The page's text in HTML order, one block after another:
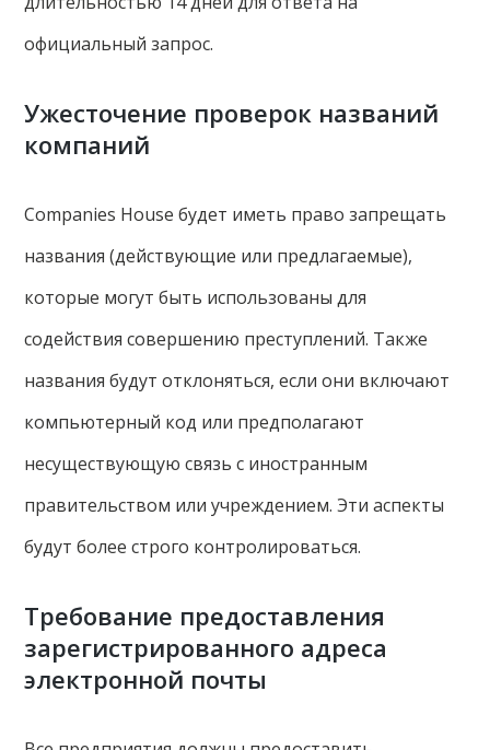
официальный запрос.
Ужесточение проверок названий
компаний
Companies House будет иметь право запрещать
названия (действующие или предлагаемые),
которые могут быть использованы для
содействия совершению преступлений. Также
названия будут отклоняться, если они включают
компьютерный код или предполагают
несуществующую связь с иностранным
правительством или учреждением. Эти аспекты
будут более строго контролироваться.
Требование предоставления
зарегистрированного адреса
электронной почты